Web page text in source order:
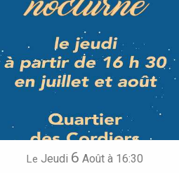
Le Jeudi 6 Août à 16:30